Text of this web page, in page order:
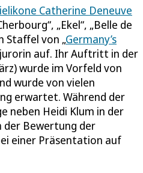
Catherine Deneuve
„Ekel“, „Belle de
Staffel von „Germany’s
auf. Ihr Auftritt in der
wurde im Vorfeld von
wurde von vielen
erwartet. Während der
neben Heidi Klum in der
der Bewertung der
einer Präsentation auf